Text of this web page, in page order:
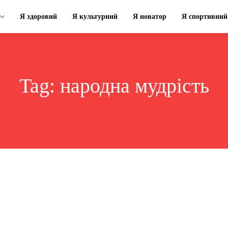
Я здоровий Я культурний Я новатор Я спортивний
Tag: народна мудрість